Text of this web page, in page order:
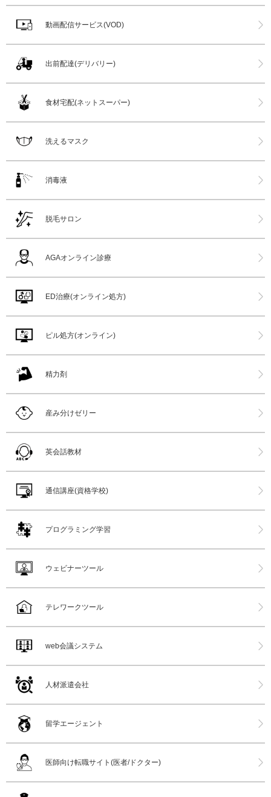
動画配信サービス(VOD)
出前配達(デリバリー)
食材宅配(ネットスーパー)
洗えるマスク
消毒液
脱毛サロン
AGAオンライン診療
ED治療(オンライン処方)
ピル処方(オンライン)
精力剤
産み分けゼリー
英会話教材
通信講座(資格学校)
プログラミング学習
ウェビナーツール
テレワークツール
web会議システム
人材派遣会社
留学エージェント
医師向け転職サイト(医者/ドクター)